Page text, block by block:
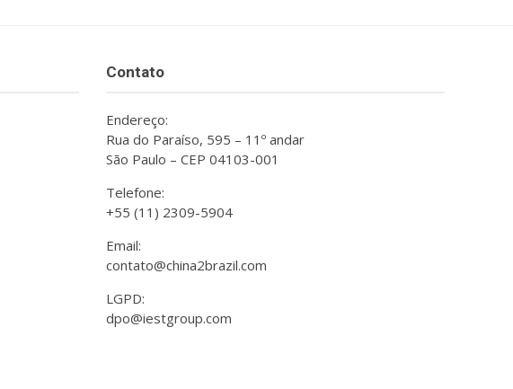
Contato
Endereço:
Rua do Paraíso, 595 – 11º andar
São Paulo – CEP 04103-001
Telefone:
+55 (11) 2309-5904
Email:
contato@china2brazil.com
LGPD:
dpo@iestgroup.com